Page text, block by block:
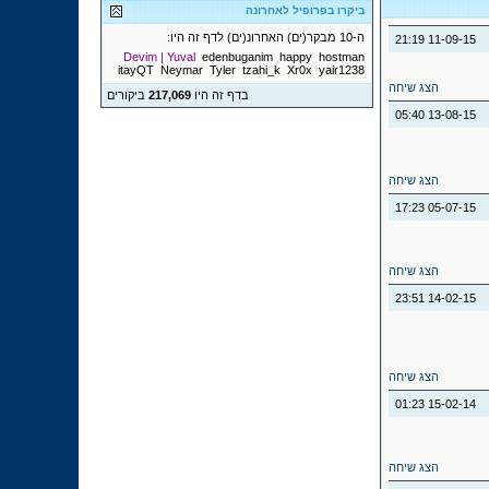
11-09-15
21:19
הצג שיחה
13-08-15
05:40
הצג שיחה
05-07-15
17:23
הצג שיחה
14-02-15
23:51
הצג שיחה
15-02-14
01:23
הצג שיחה
ביקרו בפרופיל לאחרונה
ה-10 מבקר(ים) האחרונ(ים) לדף זה היו:
Devim | Yuval edenbuganim happy hostman
itayQT Neymar Tyler tzahi_k Xr0x yair1238
בדף זה היו217,069 ביקורים